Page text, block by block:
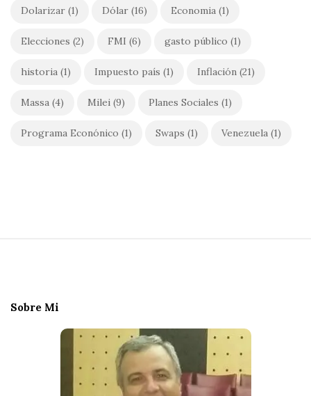
Dolarizar (1) Dólar (16) Economia (1)
Elecciones (2) FMI (6) gasto público (1)
historia (1) Impuesto país (1) Inflación (21)
Massa (4) Milei (9) Planes Sociales (1)
Programa Econónico (1) Swaps (1) Venezuela (1)
Sobre Mi